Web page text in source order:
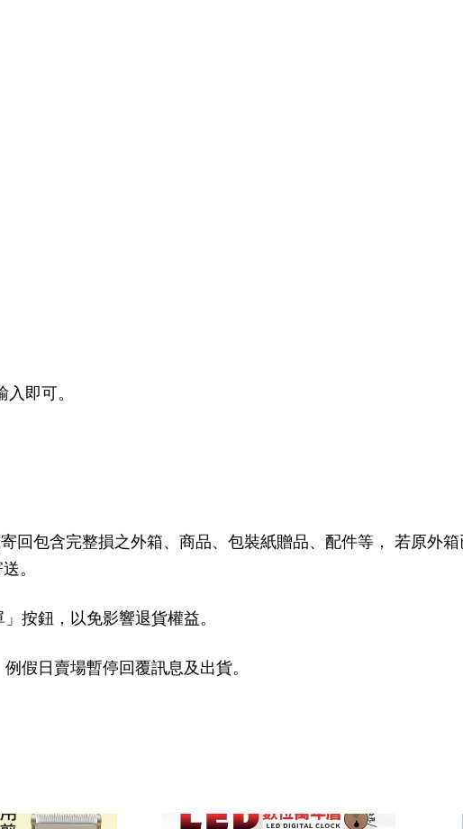
即可。
回包含完整損之外箱、商品、包裝紙贈品、配件等， 若原外
。
按鈕，以免影響退貨權益。
假日賣場暫停回覆訊息及出貨。